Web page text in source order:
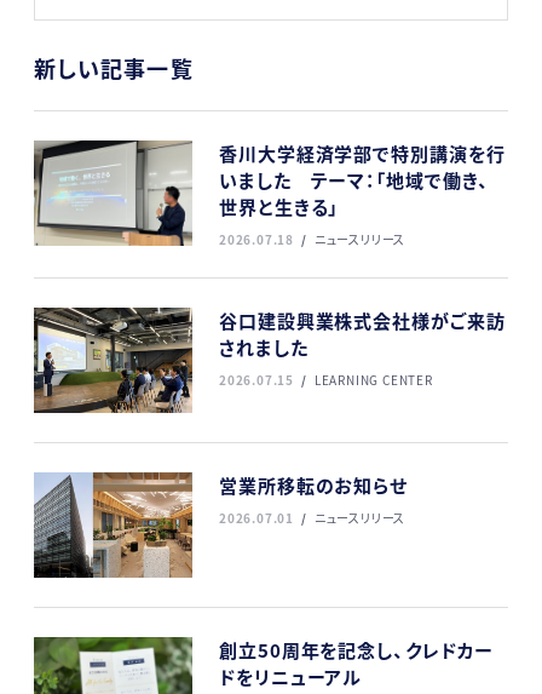
新しい記事一覧
香川大学経済学部で特別講演を行
いました テーマ：「地域で働き、
世界と生きる」
2026.07.18 ニュースリリース
谷口建設興業株式会社様がご来訪
されました
2026.07.15 LEARNING CENTER
営業所移転のお知らせ
2026.07.01 ニュースリリース
創立50周年を記念し、クレドカー
ドをリニューアル